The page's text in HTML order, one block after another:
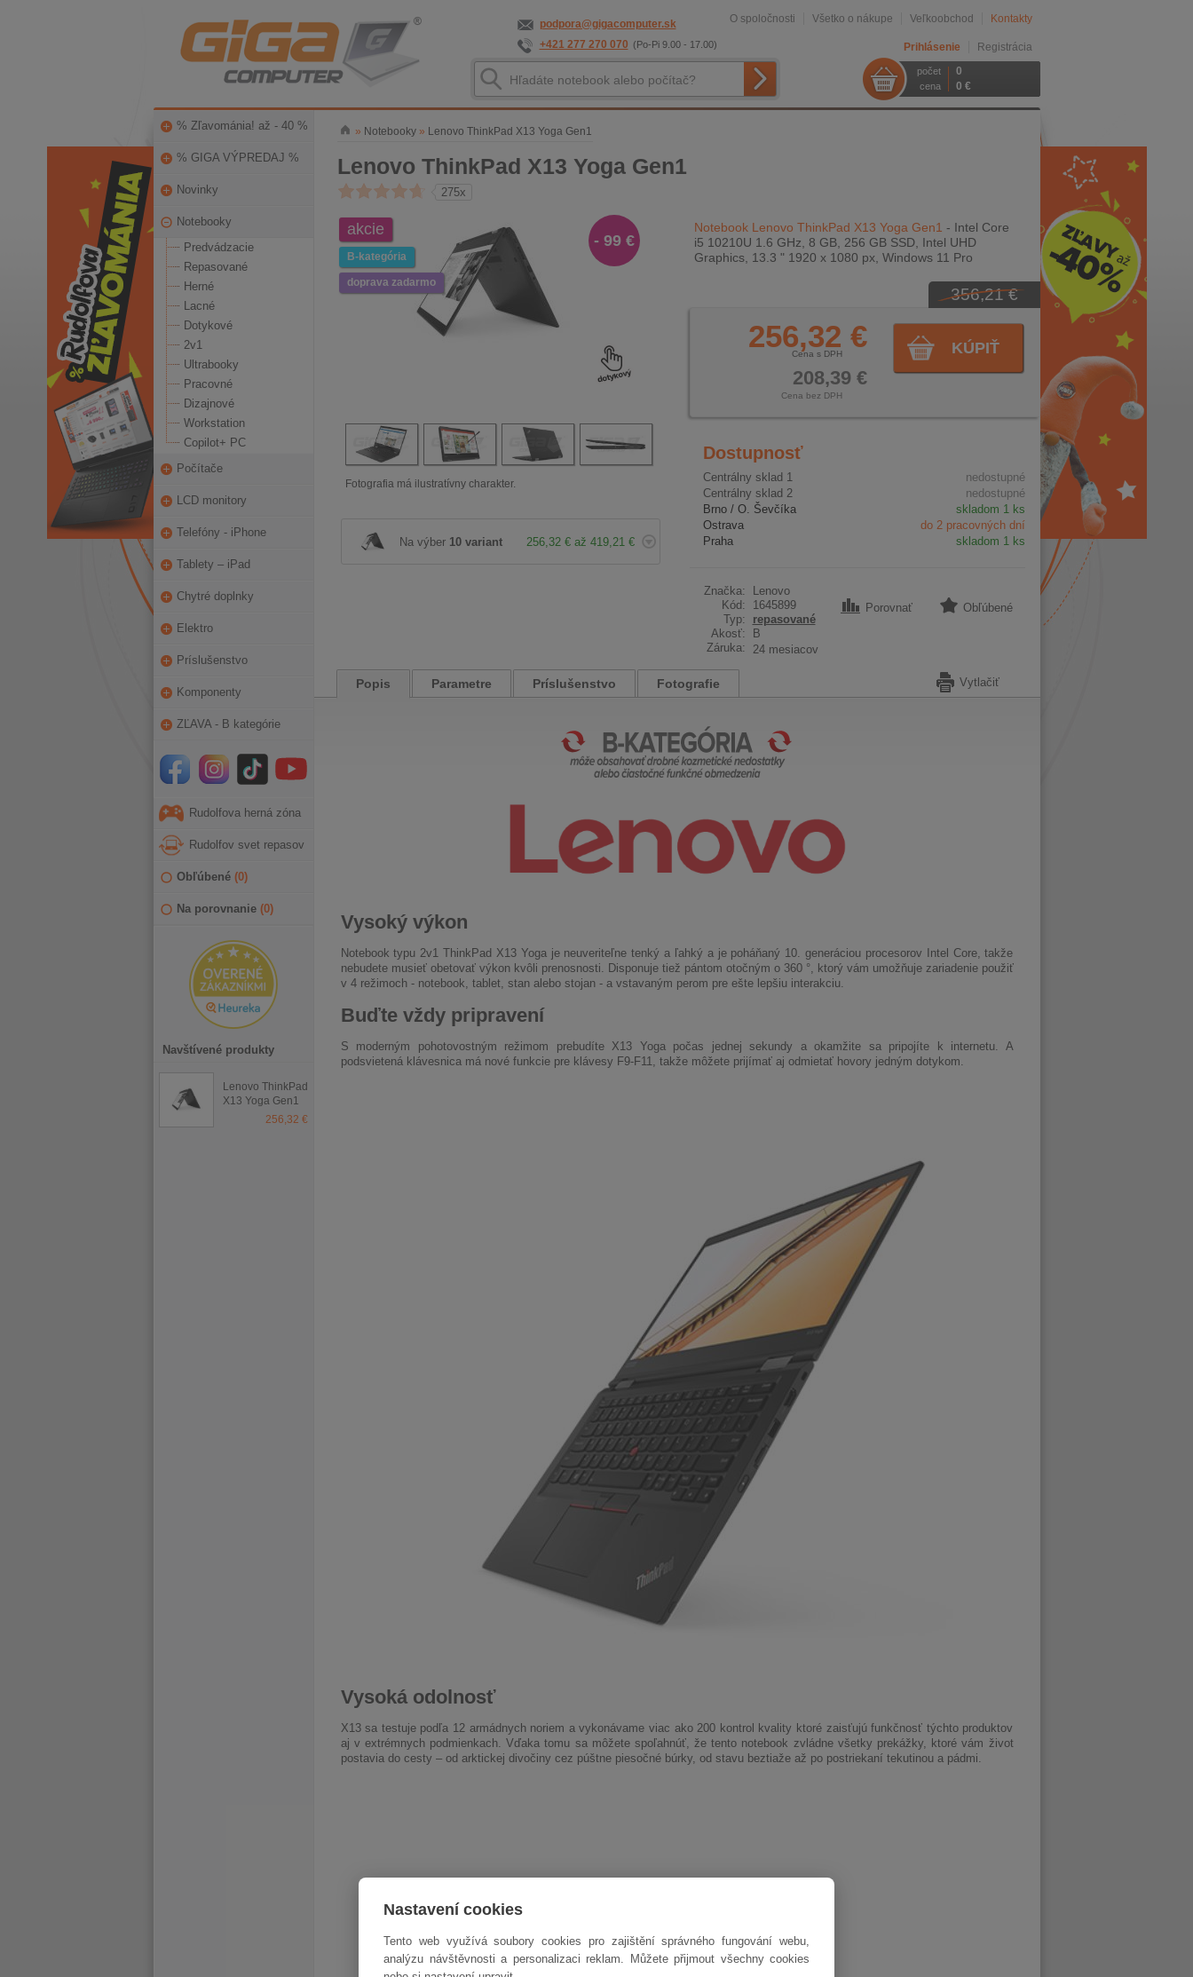
Nastavení cookies
Tento web využívá soubory cookies pro zajištění správného fungování webu,
analýzu návštěvnosti a personalizaci reklam. Můžete přijmout všechny cookies
podpora@gigacomputer.sk
+421 277 270 070 (Po-Pi 9.00 - 17.00)
O spoločnosti Všetko o nákupe Veľkoobchod Kontakty
Prihlásenie Registrácia
počet 0
cena 0 €
% Zľavománia! až - 40 %
% GIGA VÝPREDAJ %
Novinky
Notebooky
Predvádzacie
Repasované
Herné
Lacné
Dotykové
2v1
Ultrabooky
Pracovné
Dizajnové
Workstation
Copilot+ PC
Počítače
LCD monitory
Telefóny - iPhone
Tablety – iPad
Chytré doplnky
Elektro
Príslušenstvo
Komponenty
ZĽAVA - B kategórie
Rudolfova herná zóna
Rudolfov svet repasov
Obľúbené (0)
Na porovnanie (0)
Navštívené produkty
Lenovo ThinkPad
X13 Yoga Gen1
256,32 €
» Notebooky» Lenovo ThinkPad X13 Yoga Gen1
Lenovo ThinkPad X13 Yoga Gen1
275x
Notebook Lenovo ThinkPad X13 Yoga Gen1 - Intel Core
i5 10210U 1.6 GHz, 8 GB, 256 GB SSD, Intel UHD
Graphics, 13.3 " 1920 x 1080 px, Windows 11 Pro
356,21 €
KÚPIŤ
256,32 €
Cena s DPH
208,39 €
Cena bez DPH
Dostupnosť
Centrálny sklad 1
nedostupné
Centrálny sklad 2
nedostupné
Brno / O. Ševčíka
skladom 1 ks
Ostrava
do 2 pracovných dní
Praha
skladom 1 ks
Značka:
Lenovo
Kód:
1645899
Typ:
repasované
Akosť:
B
Záruka:
24 mesiacov
Porovnať Obľúbené
akcie
B-kategória
doprava zadarmo
- 99 €
Fotografia má ilustratívny charakter.
Na výber 10 variant 256,32 € až 419,21 €
Popis Parametre Príslušenstvo Fotografie Vytlačiť
Vysoký výkon
Notebook typu 2v1 ThinkPad X13 Yoga je neuveriteľne tenký a ľahký a je poháňaný 10. generáciou procesorov Intel Core, takže
nebudete musieť obetovať výkon kvôli prenosnosti. Disponuje tiež pántom otočným o 360 °, ktorý vám umožňuje zariadenie použiť
v 4 režimoch - notebook, tablet, stan alebo stojan - a vstavaným perom pre ešte lepšiu interakciu.
Buďte vždy pripravení
S moderným pohotovostným režimom prebudíte X13 Yoga počas jednej sekundy a okamžite sa pripojíte k internetu. A
podsvietená klávesnica má nové funkcie pre klávesy F9-F11, takže môžete prijímať aj odmietať hovory jedným dotykom.
Vysoká odolnosť
X13 sa testuje podľa 12 armádnych noriem a vykonávame viac ako 200 kontrol kvality ktoré zaisťujú funkčnosť týchto produktov
aj v extrémnych podmienkach. Vďaka tomu sa môžete spoľahnúť, že tento notebook zvládne všetky prekážky, ktoré vám život
postavia do cesty – od arktickej divočiny cez púštne piesočné búrky, od stavu beztiaže až po postriekaní tekutinou a pádmi.